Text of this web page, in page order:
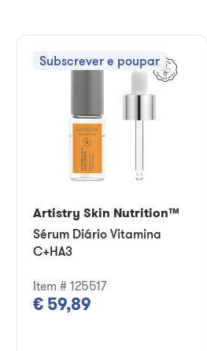
Subscrever e poupar
Artistry Skin Nutrition™
Sérum Diário Vitamina
C+HA3
Item # 125517
€ 59,89